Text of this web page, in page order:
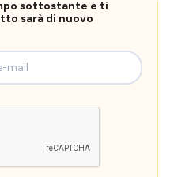
sottostante e ti
sarà di nuovo